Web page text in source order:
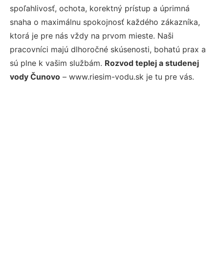
spoľahlivosť, ochota, korektný prístup a úprimná
snaha o maximálnu spokojnosť každého zákazníka,
ktorá je pre nás vždy na prvom mieste. Naši
pracovníci majú dlhoročné skúsenosti, bohatú prax a
sú plne k vašim službám. Rozvod teplej a studenej
vody Čunovo – www.riesim-vodu.sk je tu pre vás.